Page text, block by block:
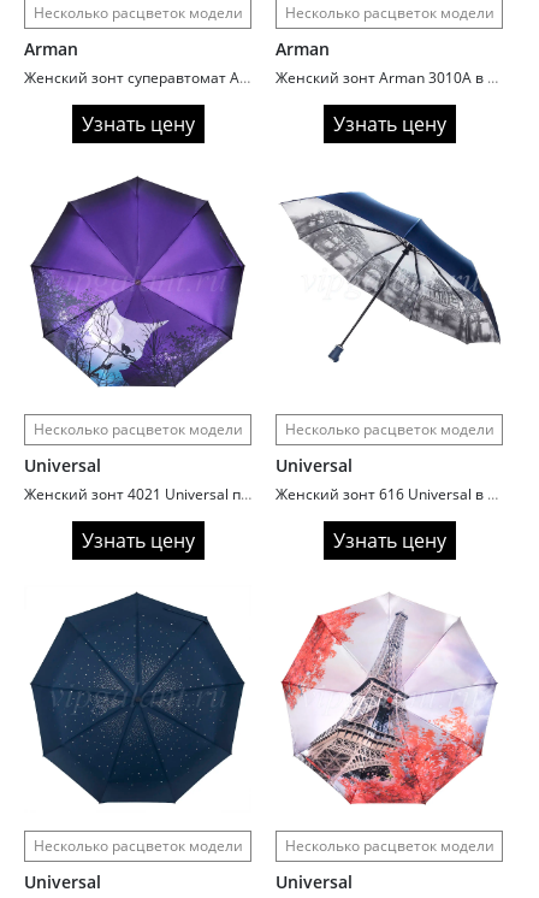
Несколько расцветок модели
Arman
Женский зонт суперавтомат Arman 3040A Pink lips
Узнать цену
Несколько расцветок модели
Arman
Женский зонт Arman 3010A в горошек
Узнать цену
Несколько расцветок модели
Universal
Женский зонт 4021 Universal полный автомат с кошками
Узнать цену
Несколько расцветок модели
Universal
Женский зонт 616 Universal в три сложения серебро внутри
Узнать цену
Несколько расцветок модели
Universal
Несколько расцветок модели
Universal